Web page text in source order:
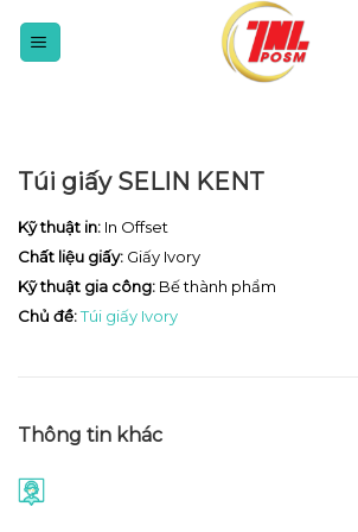
Túi giấy SELIN KENT
Kỹ thuật in: In Offset
Chất liệu giấy: Giấy Ivory
Kỹ thuật gia công: Bế thành phẩm
Chủ đề:Túi giấy Ivory
Thông tin khác